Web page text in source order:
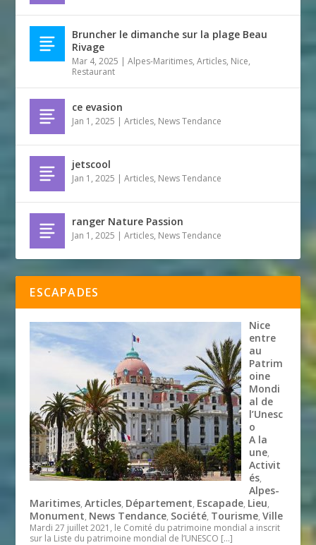
Bruncher le dimanche sur la plage Beau
Rivage
Mar 4, 2025 |Alpes-Maritimes,Articles, Nice,
Restaurant
ce evasion
Jan 1, 2025 |Articles, News Tendance
jetscool
Jan 1, 2025 |Articles, News Tendance
ranger Nature Passion
Jan 1, 2025 |Articles, News Tendance
ESCAPADES
Nice
entre
au
Patrim
oine
Mondi
al de
l’Unesc
o
A la
une,
Activit
és,
Alpes-
Maritimes,Articles, Département, Escapade, Lieu,
Monument, News Tendance, Société, Tourisme,Ville
Mardi 27 juillet 2021, le Comité du patrimoine mondial a inscrit
sur la Liste du patrimoine mondial de l’UNESCO […]